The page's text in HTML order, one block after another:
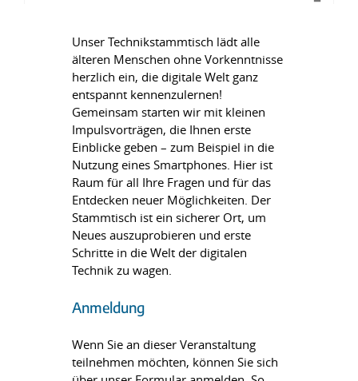
Unser Technikstammtisch lädt alle
älteren Menschen ohne Vorkenntnisse
herzlich ein, die digitale Welt ganz
entspannt kennenzulernen!
Gemeinsam starten wir mit kleinen
Impulsvorträgen, die Ihnen erste
Einblicke geben – zum Beispiel in die
Nutzung eines Smartphones. Hier ist
Raum für all Ihre Fragen und für das
Entdecken neuer Möglichkeiten. Der
Stammtisch ist ein sicherer Ort, um
Neues auszuprobieren und erste
Schritte in die Welt der digitalen
Technik zu wagen.
Anmeldung
Wenn Sie an dieser Veranstaltung
teilnehmen möchten, können Sie sich